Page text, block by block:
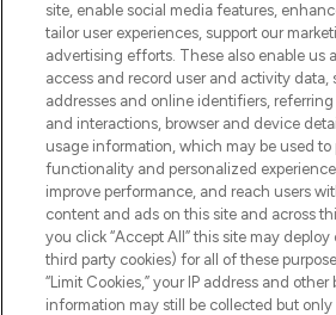
site, enable social media features,
tailor user experiences, support our
advertising efforts. These also enable us
access and record user and activity data,
addresses and online identifiers, referring
and interactions, browser and device
usage information, which may be used
functionality and personalized
improve performance, and reach users
content and ads on this site and across
you click “Accept All” this site may
third party cookies) for all of these
“Limit Cookies,” your IP address and other
information may still be collected but